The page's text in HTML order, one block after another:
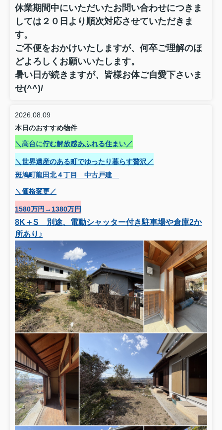
休業期間中にいただいたお問い合わせにつきま
しては２０日より順次対応させていただきま
す。
ご不便をおかけいたしますが、何卒ご理解のほ
どよろしくお願いいたします。
暑い日が続きますが、皆様お体ご自愛下さいま
せ(^^)/
2026.08.09
本日のおすすめ物件
＼高台に佇む解放感あふれる住まい／
＼世界遺産のある町でゆったり暮らす贅沢／
斑鳩町龍田北４丁目 中古戸建
＼価格変更／
1580万円→1380万円
8K＋S
別途、電動シャッター付き駐車場や倉庫2か
所あり♪